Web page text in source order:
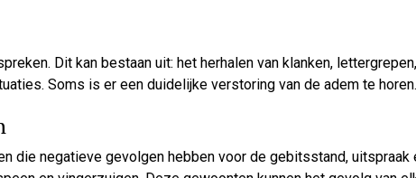
Dit kan bestaan uit: het herhalen van klanken,
Soms is er een duidelijke verstoring van de adem te horen.
die negatieve gevolgen hebben voor de gebitsstand, uitspraak